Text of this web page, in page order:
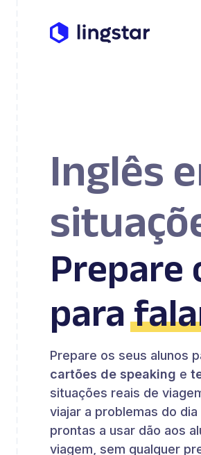
Inglês
Prepare
para
Prepare os seus alunos
cartões de speaking e
situações reais de
viajar a problemas do
prontas a usar dão aos
viagem, sem qualquer